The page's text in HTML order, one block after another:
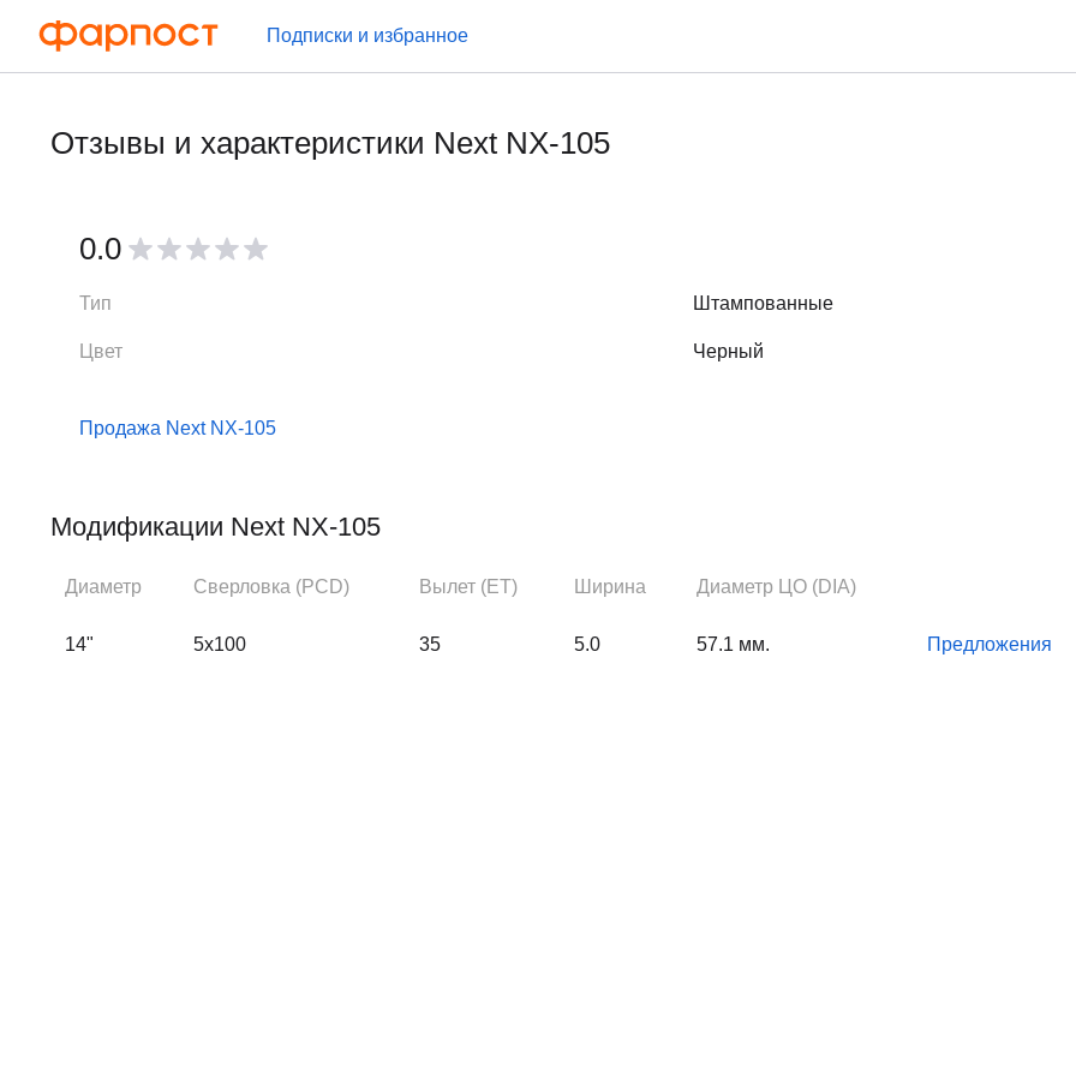
Подписки и избранное
Отзывы и характеристики Next NX-105
0.0
Тип Штампованные
Цвет Черный
Продажа Next NX-105
Модификации Next NX-105
Диаметр Сверловка (PCD) Вылет (ЕТ) Ширина Диаметр ЦО (DIA)
14" 5x100 35 5.0 57.1 мм. Предложения